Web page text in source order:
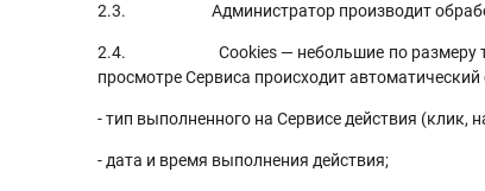
2.3. Администратор производит обработку
2.4. Cookies — небольшие по размеру
просмотре Сервиса происходит
- тип выполненного на Сервисе действия (клик,
- дата и время выполнения действия;